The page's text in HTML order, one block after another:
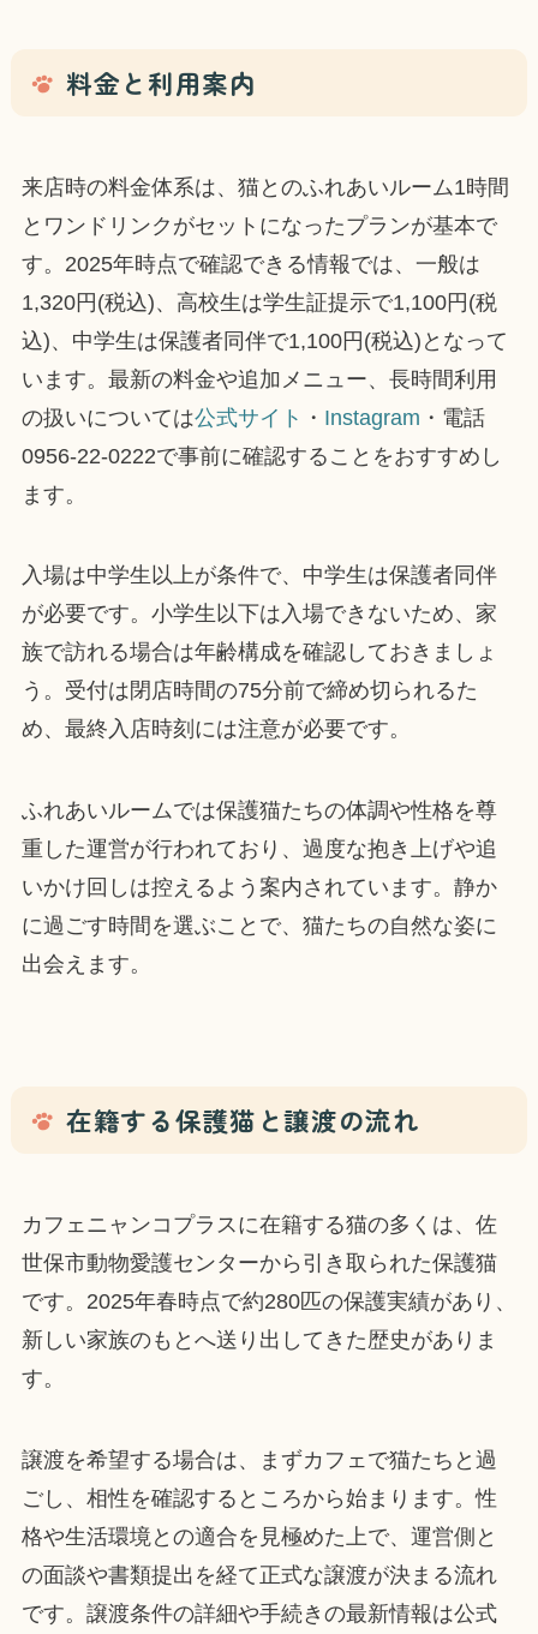
料金と利用案内
来店時の料金体系は、猫とのふれあいルーム1時間
とワンドリンクがセットになったプランが基本で
す。2025年時点で確認できる情報では、一般は
1,320円(税込)、高校生は学生証提示で1,100円(税
込)、中学生は保護者同伴で1,100円(税込)となって
います。最新の料金や追加メニュー、長時間利用
の扱いについては公式サイト ・ Instagram ・電話
0956-22-0222で事前に確認することをおすすめし
ます。
入場は中学生以上が条件で、中学生は保護者同伴
が必要です。小学生以下は入場できないため、家
族で訪れる場合は年齢構成を確認しておきましょ
う。受付は閉店時間の75分前で締め切られるた
め、最終入店時刻には注意が必要です。
ふれあいルームでは保護猫たちの体調や性格を尊
重した運営が行われており、過度な抱き上げや追
いかけ回しは控えるよう案内されています。静か
に過ごす時間を選ぶことで、猫たちの自然な姿に
出会えます。
在籍する保護猫と譲渡の流れ
カフェニャンコプラスに在籍する猫の多くは、佐
世保市動物愛護センターから引き取られた保護猫
です。2025年春時点で約280匹の保護実績があり、
新しい家族のもとへ送り出してきた歴史がありま
す。
譲渡を希望する場合は、まずカフェで猫たちと過
ごし、相性を確認するところから始まります。性
格や生活環境との適合を見極めた上で、運営側と
の面談や書類提出を経て正式な譲渡が決まる流れ
です。譲渡条件の詳細や手続きの最新情報は公式